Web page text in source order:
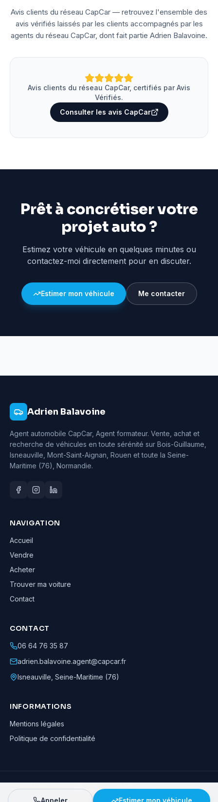
Avis clients du réseau CapCar — retrouvez l'ensemble des
avis vérifiés laissés par les clients accompagnés par les
agents du réseau CapCar, dont fait partie Adrien Balavoine.
Avis clients du réseau CapCar, certifiés par Avis
Vérifiés.
Consulter les avis CapCar
Prêt à concrétiser votre
projet auto ?
Estimez votre véhicule en quelques minutes ou
contactez-moi directement pour en discuter.
Estimer mon véhicule Me contacter
Adrien Balavoine
Agent automobile CapCar, Agent formateur. Vente, achat et
recherche de véhicules en toute sérénité sur Bois-Guillaume,
Isneauville, Mont-Saint-Aignan, Rouen et toute la Seine-
Maritime (76), Normandie.
NAVIGATION
Accueil
Vendre
Acheter
Trouver ma voiture
Contact
CONTACT
06 64 76 35 87
adrien.balavoine.agent@capcar.fr
Isneauville Seine-Maritime (76)
INFORMATIONS
Mentions légales
Politique de confidentialité
Adrien Balavoine—Agent automobile CapCar, Agent formateur· ©
· Tous droits réservés
Appeler Estimer mon véhicule